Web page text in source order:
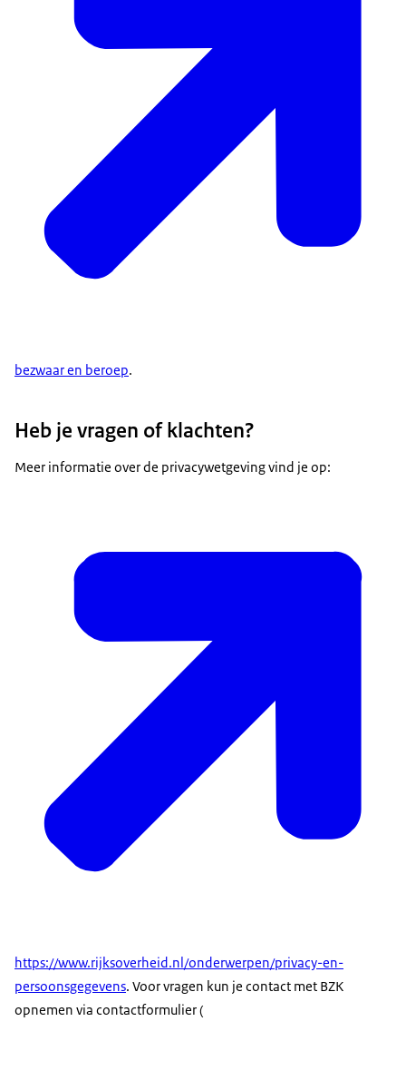
bezwaar en beroep.
Heb je vragen of klachten?
Meer informatie over de privacywetgeving vind je op:
https://www.rijksoverheid.nl/onderwerpen/privacy-en-
persoonsgegevens. Voor vragen kun je contact met BZK
opnemen via contactformulier (